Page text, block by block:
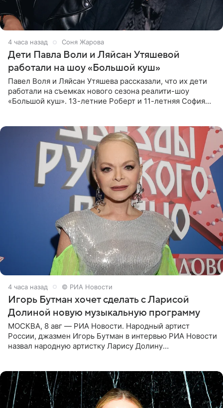
4 часа назад Соня Жарова
Дети Павла Воли и Ляйсан Утяшевой
работали на шоу «Большой куш»
Павел Воля и Ляйсан Утяшева рассказали, что их дети
работали на съемках нового сезона реалити-шоу
«Большой куш». 13-летние Роберт и 11-летняя София
4 часа назад © РИА Новости
Игорь Бутман хочет сделать с Ларисой
Долиной новую музыкальную программу
МОСКВА, 8 авг — РИА Новости. Народный артист
России, джазмен Игорь Бутман в интервью РИА Новости
назвал народную артистку Ларису Долину